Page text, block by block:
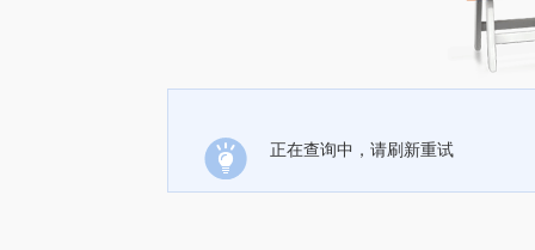
正在查询中，请刷新重试